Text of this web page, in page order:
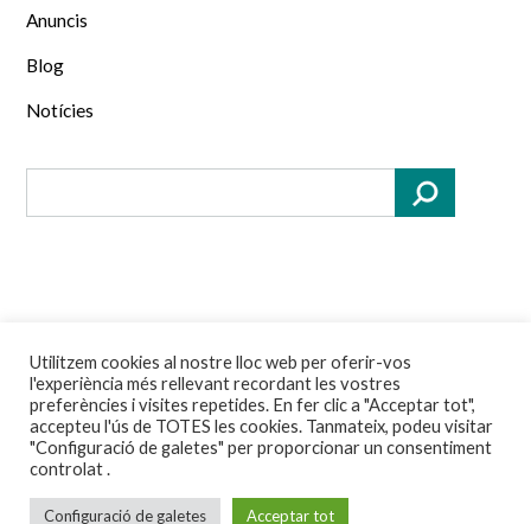
Anuncis
Blog
Notícies
Theme byOut the Box
Política de privadesa
Utilitzem cookies al nostre lloc web per oferir-vos
l'experiència més rellevant recordant les vostres
preferències i visites repetides. En fer clic a "Acceptar tot",
accepteu l'ús de TOTES les cookies. Tanmateix, podeu visitar
"Configuració de galetes" per proporcionar un consentiment
controlat .
Configuració de galetes Acceptar tot